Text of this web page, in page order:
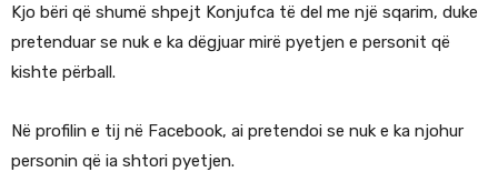
Kjo bëri që shumë shpejt Konjufca të del me një sqarim, duke
pretenduar se nuk e ka dëgjuar mirë pyetjen e personit që
kishte përball.
Në profilin e tij në Facebook, ai pretendoi se nuk e ka njohur
personin që ia shtori pyetjen.